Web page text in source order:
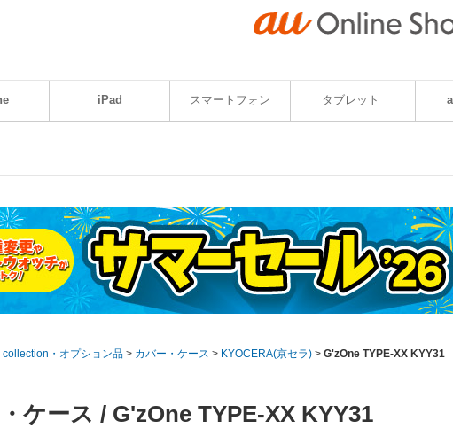
iPad スマートフォン タブレット
collection・オプション品 > カバー・ケース > KYOCERA(京セラ) > G'zOne TYPE-XX KYY31
ケース / G'zOne TYPE-XX KYY31